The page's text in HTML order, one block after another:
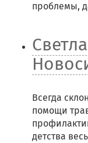
проблемы,
Всегда
помощи
детства